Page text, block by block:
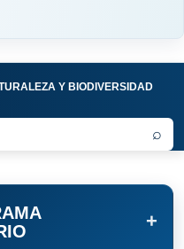
Y BIODIVERSIDAD
⌕
+